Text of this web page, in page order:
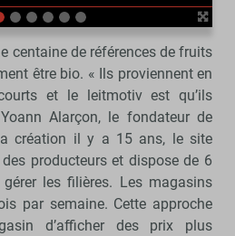
centaine de références de fruits
être bio. « Ils proviennent en
et le leitmotiv est qu’ils
Alarçon, le fondateur de
création il y a 15 ans, le site
producteurs et dispose de 6
les filières. Les magasins
par semaine. Cette approche
d’afficher des prix plus